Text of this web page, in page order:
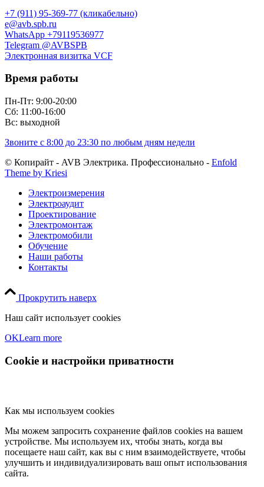
+7 (911) 95-369-77 (кликабельно)
e@avb.spb.ru
WhatsApp +79119536977
Telegram @AVBSPB
Электронная визитка VCF
Время работы
Пн-Пт: 9:00-20:00
Сб: 11:00-16:00
Вс: выходной
Звоните с 8:00 до 23:30 по любым дням недели
© Копирайт - AVB Электрика. Профессионально - Enfold
Theme by Kriesi
Электроизмерения
Электроаудит
Проектирование
Электромонтаж
Электромобили
Обучение
Наши работы
Контакты
Прокрутить наверх
Наш сайт использует cookies
OKLearn more
Cookie и настройки приватности
Как мы используем cookies
Мы можем запросить сохранение файлов cookies на вашем
устройстве. Мы используем их, чтобы знать, когда вы
посещаете наш сайт, как вы с ним взаимодействуете, чтобы
улучшить и индивидуализировать ваш опыт использования
сайта.